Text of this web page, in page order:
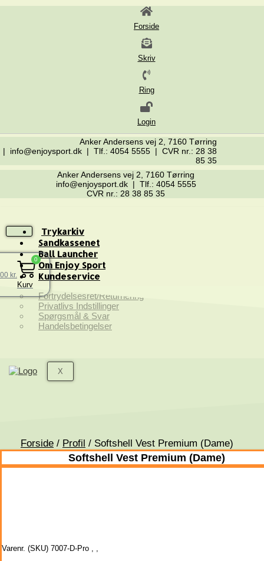
Forside
Skriv
Ring
Login
Anker Andersens vej 2, 7160 Tørring
| info@enjoysport.dk | Tlf.: 4054 5555 | CVR nr.: 28 38
85 35
Anker Andersens vej 2, 7160 Tørring
info@enjoysport.dk | Tlf.: 4054 5555
CVR nr.: 28 38 85 35
Trykarkiv
Sandkassenet
Ball Launcher
Om Enjoy Sport
Kundeservice
Fortrydelsesret/Returnering
Privatlivs Indstillinger
Spørgsmål & Svar
Handelsbetingelser
X
kr.
0
Kurv
Forside / Profil / Softshell Vest Premium (Dame)
Softshell Vest Premium (Dame)
Varenr. (SKU) 7007-D-Pro , ,